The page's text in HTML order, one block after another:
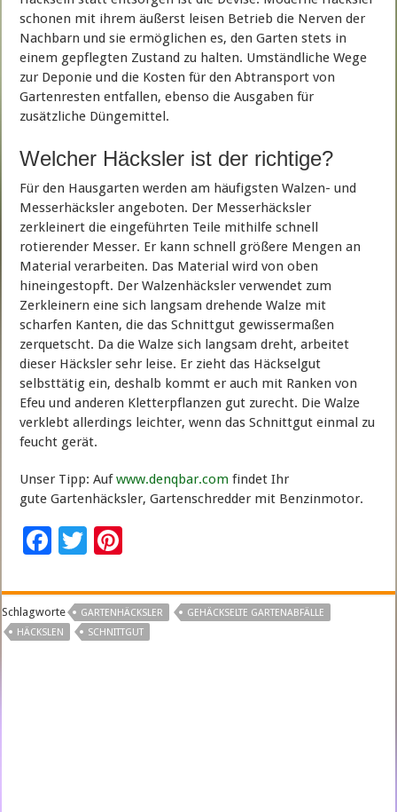
schonen mit ihrem äußerst leisen Betrieb die Nerven der
Nachbarn und sie ermöglichen es, den Garten stets in
einem gepflegten Zustand zu halten. Umständliche Wege
zur Deponie und die Kosten für den Abtransport von
Gartenresten entfallen, ebenso die Ausgaben für
zusätzliche Düngemittel.
Welcher Häcksler ist der richtige?
Für den Hausgarten werden am häufigsten Walzen- und
Messerhäcksler angeboten. Der Messerhäcksler
zerkleinert die eingeführten Teile mithilfe schnell
rotierender Messer. Er kann schnell größere Mengen an
Material verarbeiten. Das Material wird von oben
hineingestopft. Der Walzenhäcksler verwendet zum
Zerkleinern eine sich langsam drehende Walze mit
scharfen Kanten, die das Schnittgut gewissermaßen
zerquetscht. Da die Walze sich langsam dreht, arbeitet
dieser Häcksler sehr leise. Er zieht das Häckselgut
selbsttätig ein, deshalb kommt er auch mit Ranken von
Efeu und anderen Kletterpflanzen gut zurecht. Die Walze
verklebt allerdings leichter, wenn das Schnittgut einmal zu
feucht gerät.
Unser Tipp: Aufwww.denqbar.com findet Ihr
gute Gartenhäcksler, Gartenschredder mit Benzinmotor.
F
e
b
T
tt
er
er
es
Schlagworte GARTENHÄCKSLER
GEHÄCKSELTE GARTENABFÄLLE
HÄCKSLEN
SCHNITTGUT